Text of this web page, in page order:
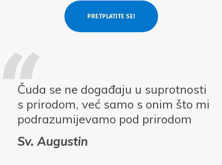
Čuda se ne događaju u suprotnosti
s prirodom, već samo s onim što mi
podrazumijevamo pod prirodom
Sv. Augustin